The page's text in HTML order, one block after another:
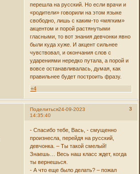
перешла на русский. Но если врачи и
«родители» говорили на этом языке
свободно, лишь с каким-то «мягким»
акцентом и порой растянутыми
гласными, то вот знания девчонки явно
были куда хуже. И акцент сильнее
чувствовал, и окончания слов с
ударениями нередко путала, а порой и
вовсе останавливалась, думая, как
правильнее будет построить фразу.
+4
Поделиться 3
24-09-2023
14:35:40
- Спасибо тебе, Вась, - смущенно
произнесла, перейдя на русский,
девчонка. – Ты такой смелый!
Знаешь… Весь наш класс ждет, когда
ты вернешься.
- А что еще было делать? – пожал